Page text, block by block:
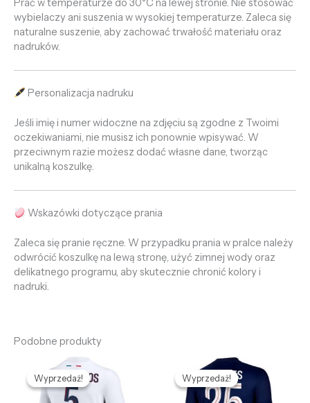
Prać w temperaturze do 30°C na lewej stronie. Nie stosować
wybielaczy ani suszenia w wysokiej temperaturze. Zaleca się
naturalne suszenie, aby zachować trwałość materiału oraz
nadruków.
Personalizacja nadruku
Jeśli imię i numer widoczne na zdjęciu są zgodne z Twoimi
oczekiwaniami, nie musisz ich ponownie wpisywać. W
przeciwnym razie możesz dodać własne dane, tworząc
unikalną koszulkę.
Wskazówki dotyczące prania
Zaleca się pranie ręczne. W przypadku prania w pralce należy
odwrócić koszulkę na lewą stronę, użyć zimnej wody oraz
delikatnego programu, aby skutecznie chronić kolory i
nadruki.
Podobne produkty
Wyprzedaż!
Wyprzedaż!
Pierwotna
cena
wynosiła:
478,96 zł.
cena
wynosi:
132,69 zł.
Wyprzedaż!
Wyprzedaż!
Pierwotna
cena
wynosiła:
478,96 zł.
Aktualna
cena
wynosi:
132,69 zł.